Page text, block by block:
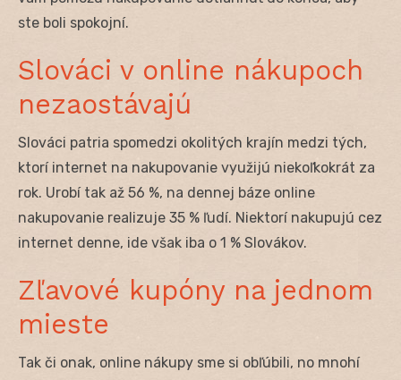
ste boli spokojní.
Slováci v online nákupoch
nezaostávajú
Slováci patria spomedzi okolitých krajín medzi tých,
ktorí internet na nakupovanie využijú niekoľkokrát za
rok. Urobí tak až 56 %, na dennej báze online
nakupovanie realizuje 35 % ľudí. Niektorí nakupujú cez
internet denne, ide však iba o 1 % Slovákov.
Zľavové kupóny na jednom
mieste
Tak či onak, online nákupy sme si obľúbili, no mnohí